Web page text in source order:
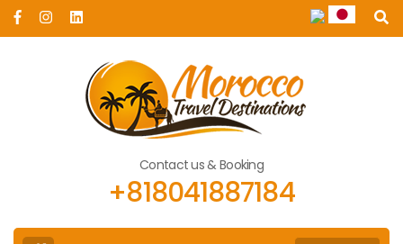
ン
Contact us & Booking
+818041887184